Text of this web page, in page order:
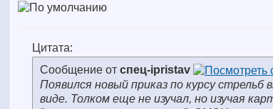
Цитата:
Сообщение от спец-ipristav
Появился новый приказ по курсу
виде. Толком еще не изучал, но изучая